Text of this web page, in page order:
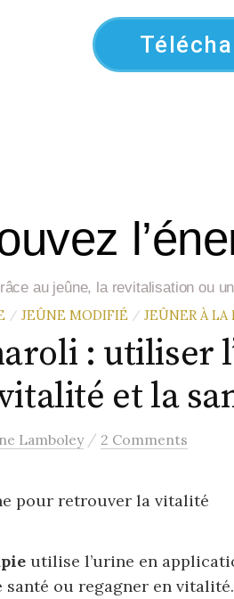
au jeûne, la revitalisation ou
/ JEÛNE MODIFIÉ / JEÛNER À LA
: utiliser
et la
Lamboley / 2 Comments
utilise l’urine en
ou regagner en